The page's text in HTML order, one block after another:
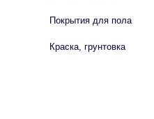
Покрытия для пола
Краска, грунтовка